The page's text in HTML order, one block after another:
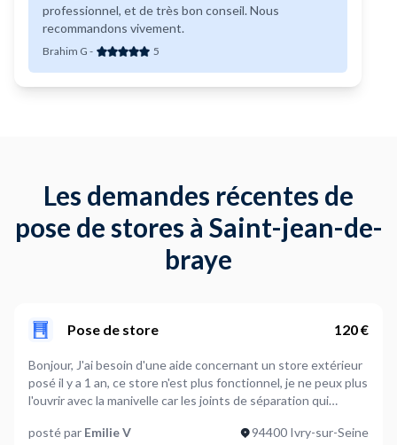
professionnel, et de très bon conseil. Nous
recommandons vivement.
Brahim G - 5
Les demandes récentes de
pose de stores à Saint-jean-de-
braye
Pose de store 120 €
Bonjour, J'ai besoin d'une aide concernant un store extérieur
posé il y a 1 an, ce store n'est plus fonctionnel, je ne peux plus
l'ouvrir avec la manivelle car les joints de séparation qui
me contacter pour cette réparation. Si oui, je souhaiterai
posté par Emilie V 94400 Ivry-sur-Seine